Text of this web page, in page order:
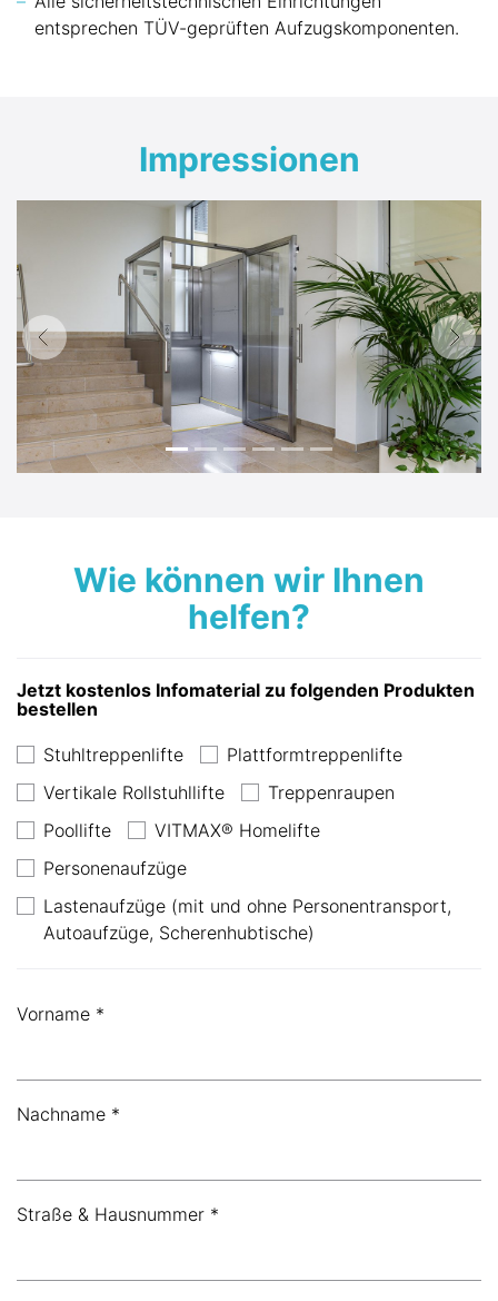
entsprechen TÜV-geprüften Aufzugskomponenten.
Impressionen
Vorherige
Wie können wir Ihnen
helfen?
Jetzt kostenlos Infomaterial zu folgenden Produkten
bestellen
Stuhltreppenlifte
Plattformtreppenlifte
Vertikale Rollstuhllifte
Treppenraupen
Poollifte
VITMAX® Homelifte
Personenaufzüge
Lastenaufzüge (mit und ohne Personentransport,
Autoaufzüge, Scherenhubtische)
Vorname *
Nachname *
Straße & Hausnummer *